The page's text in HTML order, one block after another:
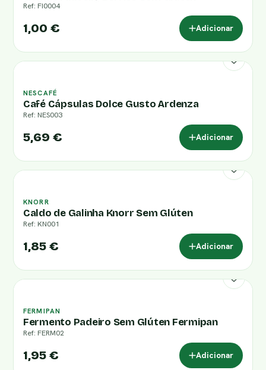
Ref: FI0004
1,00 € Adicionar
NESCAFÉ
Café Cápsulas Dolce Gusto Ardenza
Ref: NES003
5,69 € Adicionar
KNORR
Caldo de Galinha Knorr Sem Glúten
Ref: KN001
1,85 € Adicionar
FERMIPAN
Fermento Padeiro Sem Glúten Fermipan
Ref: FERM02
1,95 € Adicionar